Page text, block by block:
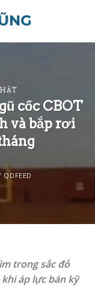
cốc CBOT
và bắp rơi
QDFEED
trong sắc đỏ
áp lực bán kỹ